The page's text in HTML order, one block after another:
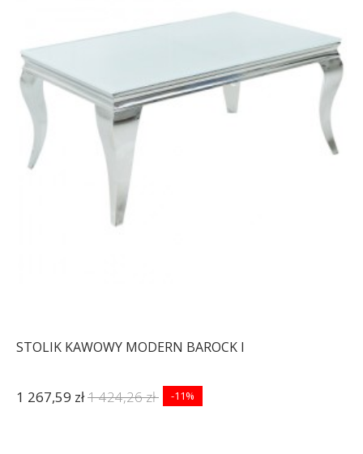
STOLIK KAWOWY MODERN BAROCK I
1 267,59 zł1 424,26 zł -11%